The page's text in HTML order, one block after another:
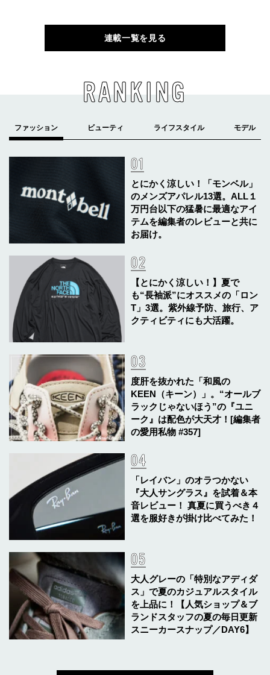
連載一覧を見る
RANKING
とにかく涼しい！「モンベル」
のメンズアパレル13選。ALL１
万円台以下の猛暑に最適なアイ
テムを編集者のレビューと共に
お届け。
【とにかく涼しい！】夏で
も“長袖派”にオススメの「ロン
T」3選。紫外線予防、旅行、ア
クティビティにも大活躍。
度肝を抜かれた「和風の
KEEN（キーン）」。“オールブ
ラックじゃないほう”の『ユニ
ーク』は配色が大天才！[編集者
の愛用私物 #357]
「レイバン」のオラつかない
『大人サングラス』を試着＆本
音レビュー！ 真夏に買うべき４
選を服好きが掛け比べてみた！
大人グレーの「特別なアディダ
ス」で夏のカジュアルスタイル
を上品に！【人気ショップ＆ブ
ランドスタッフの夏の毎日更新
スニーカースナップ／DAY6】